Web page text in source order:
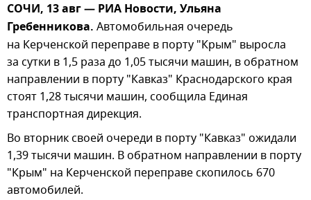
СОЧИ, 13 авг — РИА Новости, Ульяна
Гребенникова. Автомобильная очередь
на Керченской переправе в порту "Крым" выросла
за сутки в 1,5 раза до 1,05 тысячи машин, в обратном
направлении в порту "Кавказ" Краснодарского края
стоят 1,28 тысячи машин, сообщила Единая
транспортная дирекция.
Во вторник своей очереди в порту "Кавказ" ожидали
1,39 тысячи машин. В обратном направлении в порту
"Крым" на Керченской переправе скопилось 670
автомобилей.